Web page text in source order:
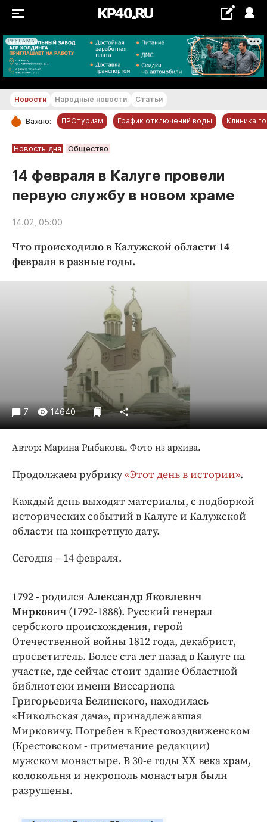
РЕКЛАМА
+29...+30 °С
РУБРИКИ
Обнинск
Новости компаний
Статьи
Народные новости
Благоустройство
Недвижимость и ЖКХ
Образование
Общество
Погода
Праздники
Происшествия
Спорт
Издания
Медиаперсона
Интересное чтиво
Клиника года
Работодатель года
Новости Народные новости Статьи
Важно: ПРОтуризм График отключений воды Клиника
Новость дня Общество
14 февраля в Калуге провели
первую службу в новом храме
14.02, 05:00
Что происходило в Калужской области 14
февраля в разные годы.
7 14640
Автор: Марина Рыбакова. Фото из архива.
Продолжаем рубрику«Этот день в истории».
Каждый день выходят материалы, с подборкой
исторических событий в Калуге и Калужской
области на конкретную дату.
Сегодня – 14 февраля.
1792- родился Александр Яковлевич
Миркович (1792-1888). Русский генерал
сербского происхождения, герой
Отечественной войны 1812 года, декабрист,
просветитель. Более ста лет назад в Калуге на
участке, где сейчас стоит здание Областной
библиотеки имени Виссариона
Григорьевича Белинского, находилась
«Никольская дача», принадлежавшая
Мирковичу. Погребен в Крестовоздвиженском
(Крестовском - примечание редакции)
мужском монастыре. В 30-е годы XX века храм,
колокольня и некрополь монастыря были
разрушены.